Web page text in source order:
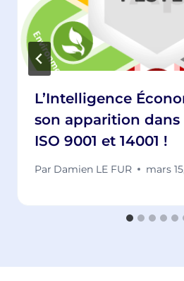
L’Intelligence
son apparition dans
ISO 9001 et 14001 !
Par Damien LE FUR mars